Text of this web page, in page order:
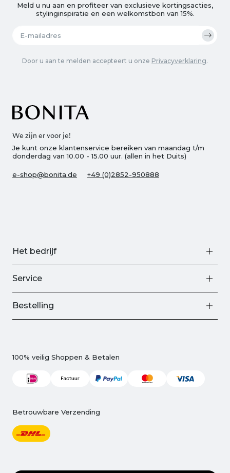
We zijn er voor je!
Je kunt onze klantenservice bereiken van maandag t/m
donderdag van 10.00 - 15.00 uur. (allen in het Duits)
e-shop@bonita.de +49 (0)2852-950888
Meld u nu aan en profiteer van exclusieve kortingsacties,
stylinginspiratie en een welkomstbon van 15%.
Door u aan te melden accepteert u onze Privacyverklaring.
Het bedrijf
Service
Bestelling
100% veilig Shoppen & Betalen
Betrouwbare Verzending